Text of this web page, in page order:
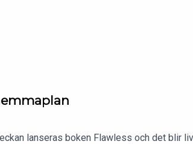
lanseras boken Flawless och det blir